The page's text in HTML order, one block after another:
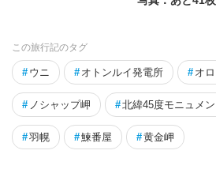
この旅行記のタグ
# ウニ # オトンルイ発電所 # オ
# ノシャップ岬 #北緯45度モニュメン
#羽幌 #鰊番屋 #黄金岬